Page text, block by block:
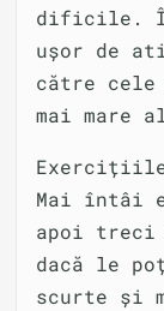
dificile.
ușor de
către cele
mai mare
Mai întâi
apoi treci
dacă le
scurte și